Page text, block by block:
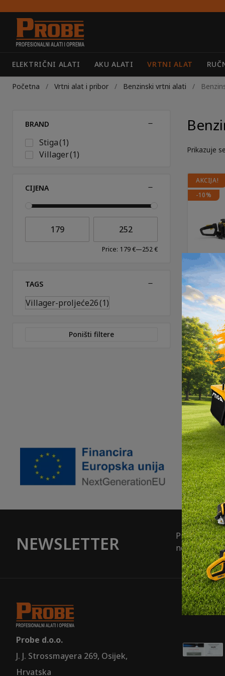
ELEKTRIČNI ALATI AKU ALATI VRTNI ALAT
Preskoči
na
navigaciju
Skoči
do
sadržaja
Početna / Vrtni alat i pribor / Benzinski vrtni alati /
Prikazuje
AKCIJA!
-10%
BRAND
Stiga(1)
Villager(1)
CIJENA
Price: 179 €—252 €
TAGS
Villager-proljeće26(1)
Poništi filtere
NEWSLETTER
Pretplatite
novosti,
Probe d.o.o.
J. J. Strossmayera 269, Osijek,
Hrvatska
NOVOSTI